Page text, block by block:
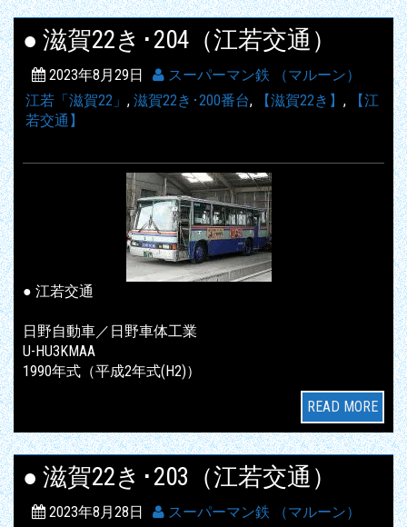
● 滋賀22き･204（江若交通）
2023年8月29日
スーパーマン鉄 （マルーン）
江若「滋賀22」 , 滋賀22き･200番台, 【滋賀22き】 ,
【江
若交通】
● 江若交通
日野自動車／日野車体工業
U-HU3KMAA
1990年式（平成2年式(H2)）
READ MORE
● 滋賀22き･203（江若交通）
2023年8月28日
スーパーマン鉄 （マルーン）